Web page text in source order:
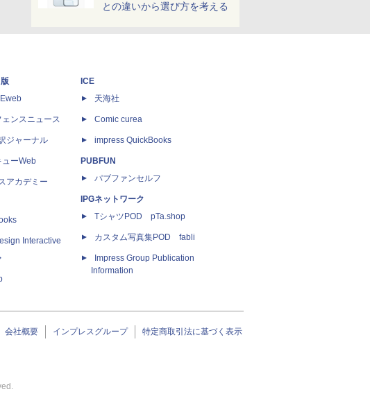
との違いから選び方を考える
ンスニュース
ジャーナル
ューWeb
アカデミー
Interactive
ICE
天海社
Comic curea
impress QuickBooks
PUBFUN
パブファンセルフ
IPGネットワーク
TシャツPOD pTa.shop
カスタム写真集POD fabli
Impress Group Publication
Information
会社概要 インプレスグループ 特定商取引法に基づく表示